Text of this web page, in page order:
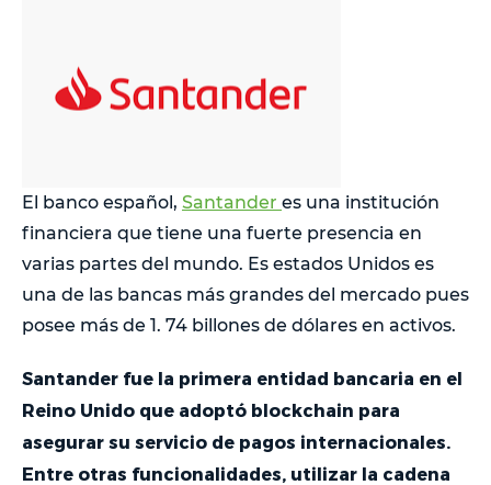
El banco español, Santander es una institución
financiera que tiene una fuerte presencia en
varias partes del mundo. Es estados Unidos es
una de las bancas más grandes del mercado pues
posee más de 1. 74 billones de dólares en activos.
Santander fue la primera entidad bancaria en el
Reino Unido que adoptó blockchain para
asegurar su servicio de pagos internacionales.
Entre otras funcionalidades, utilizar la cadena